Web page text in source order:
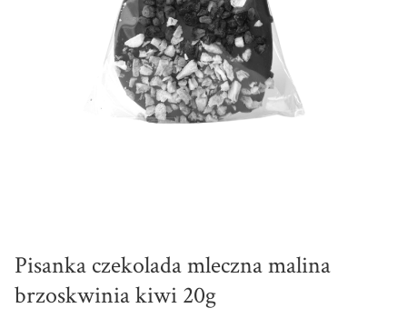
Pisanka czekolada mleczna malina
brzoskwinia kiwi 20g